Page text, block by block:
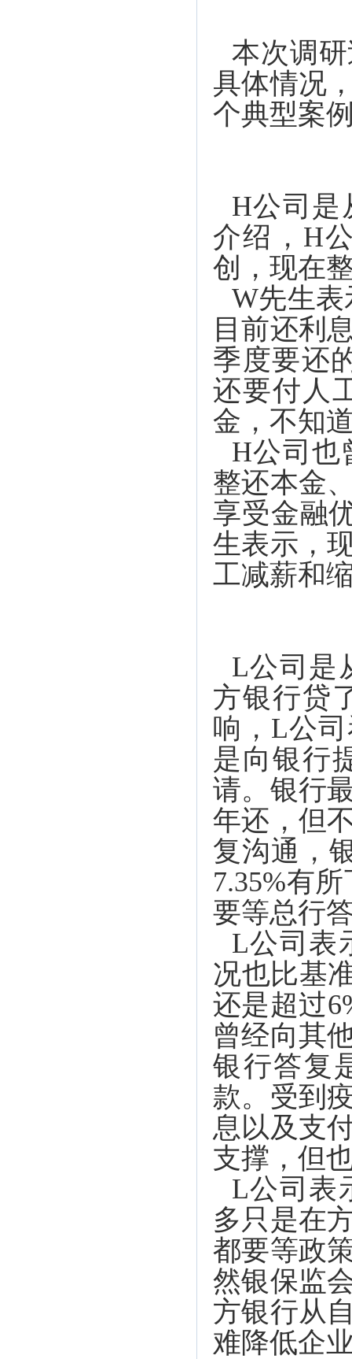
本次调
具体情况
个典型案
H公司是
介绍，H
创，现在
W先生表
目前还利
季度要还
还要付人
金，不知
H公司也
整还本金
享受金融
生表示，
工减薪和
L公司是
方银行贷
响，L公
是向银行
请。银行
年还，但
复沟通，
7.35%有
要等总行
L公司表
况也比基
还是超过
曾经向其
银行答复
款。受到
息以及支
支撑，但
L公司表
多只是在
都要等政
然银保监
方银行从
难降低企